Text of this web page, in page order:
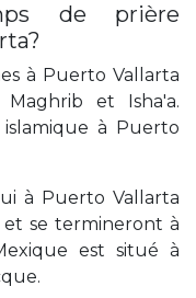
de prière
à Puerto Vallarta
et Isha'a.
à Puerto
à Puerto Vallarta
et se termineront à
est situé à